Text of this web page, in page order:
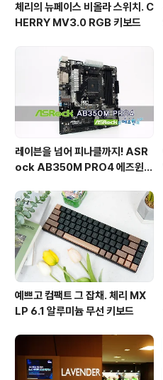
체리의 뉴페이스 비올라 스위치. C
HERRY MV3.0 RGB 키보드
레이븐을 넘어 피나클까지! ASR
ock AB350M PRO4 에즈윈
예쁘고 컴팩트 그 잡채. 체리 MX
LP 6.1 알루미늄 무선 키보드